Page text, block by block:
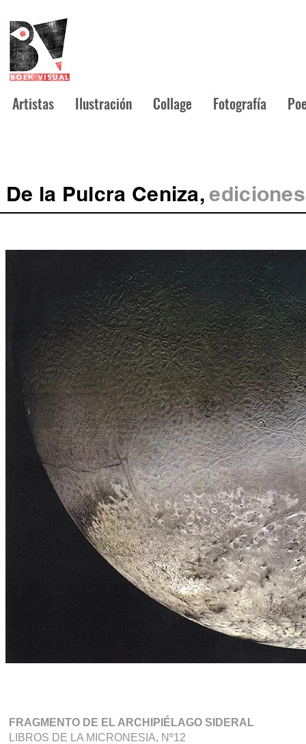
Artistas Ilustración Collage Fotografía
De la Pulcra Ceniza,
FRAGMENTO DE EL ARCHIPIÉLAGO SIDERAL
LIBROS DE LA MICRONESIA, Nº12